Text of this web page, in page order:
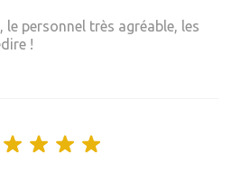
personnel très agréable, les
!